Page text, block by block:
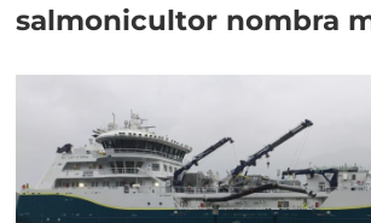
salmonicultor nombra